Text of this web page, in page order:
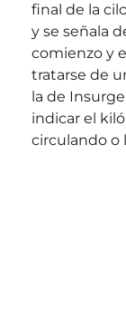
final de la
y se señala
comienzo y
tratarse de
la de
indicar el
circulando o